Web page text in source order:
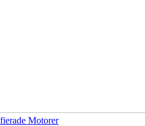
Motorer